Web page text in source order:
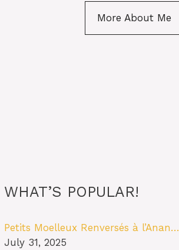
More About Me
WHAT’S POPULAR!
Petits Moelleux Renversés à l’Anan…
July 31, 2025